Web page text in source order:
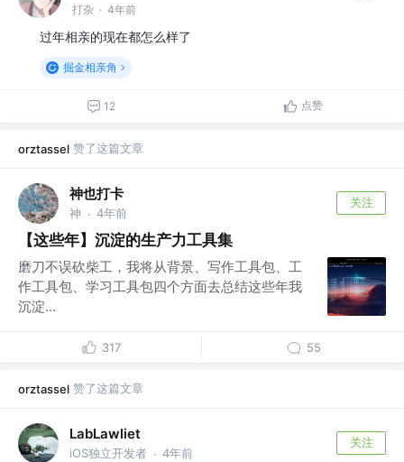
打杂 · 4年前
过年相亲的现在都怎么样了
掘金相亲角
12 点赞
orztassel 赞了这篇文章
神也打卡
神 · 4年前
关注
【这些年】沉淀的生产力工具集
磨刀不误砍柴工，我将从背景、写作工具包、工
作工具包、学习工具包四个方面去总结这些年我
沉淀...
317 55
orztassel 赞了这篇文章
LabLawliet
iOS独立开发者 · 4年前
关注